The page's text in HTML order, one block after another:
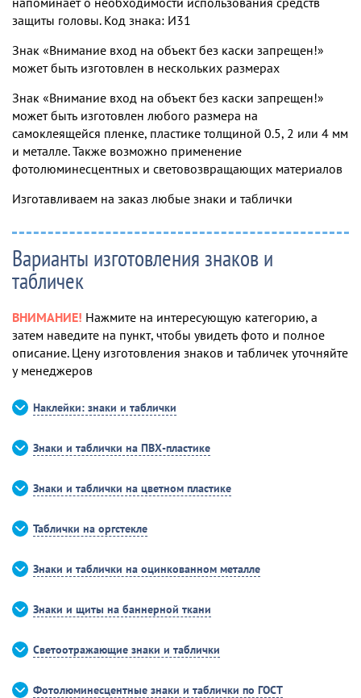
защиты головы. Код знака: И31
Знак «Внимание вход на объект без каски запрещен!»
может быть изготовлен в нескольких размерах
Знак «Внимание вход на объект без каски запрещен!»
может быть изготовлен любого размера на
самоклеящейся пленке, пластике толщиной 0.5, 2 или 4 мм
и металле. Также возможно применение
фотолюминесцентных и световозвращающих материалов
Изготавливаем на заказ любые знаки и таблички
Варианты изготовления знаков и
табличек
ВНИМАНИЕ! Нажмите на интересующую категорию, а
затем наведите на пункт, чтобы увидеть фото и полное
описание. Цену изготовления знаков и табличек уточняйте
у менеджеров
Наклейки: знаки и таблички
Знаки и таблички на ПВХ-пластике
Знаки и таблички на цветном пластике
Таблички на оргстекле
Знаки и таблички на оцинкованном металле
Знаки и щиты на баннерной ткани
Светоотражающие знаки и таблички
Фотолюминесцентные знаки и таблички по ГОСТ